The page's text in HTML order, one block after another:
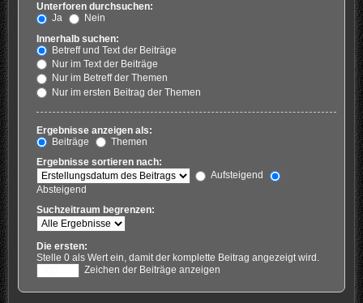
Unterforen durchsuchen:
Ja
Nein
Innerhalb suchen:
Betreff und Text der Beiträge
Nur im Text der Beiträge
Nur im Betreff der Themen
Nur im ersten Beitrag der Themen
Ergebnisse anzeigen als:
Beiträge
Themen
Ergebnisse sortieren nach:
Aufsteigend
Absteigend
Suchzeitraum begrenzen:
Die ersten:
Stelle 0 als Wert ein, damit der komplette Beitrag angezeigt wird.
Zeichen der Beiträge anzeigen